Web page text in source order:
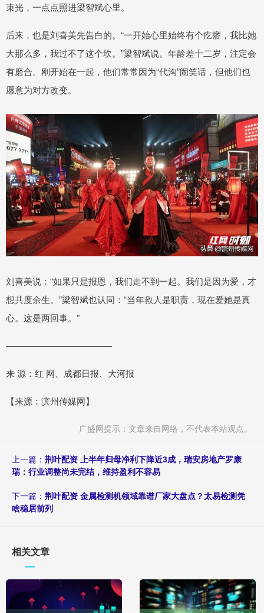
束光，一点点照进梁智斌心里。
后来，也是刘喜美先告白的。“一开始心里始终有个疙瘩，我比她
大那么多，我过不了这个坎。”梁智斌说。年龄差十二岁，注定会
有磨合。刚开始在一起，他们常常因为“代沟”闹笑话，但他们也
愿意为对方改变。
刘喜美说：“如果只是报恩，我们走不到一起。我们是因为爱，才
想共度余生。”梁智斌也认同：“当年救人是职责，现在爱她是真
心。这是两回事。”
————————————
来 源：红 网、成都日报、大河报
【来源：滨州传媒网】
广盛网提示：文章来自网络，不代表本站观点。
上一篇： 荆叶配资 上半年归母净利下降近3成，瑞安房地产罗康
瑞：行业调整尚未完结，维持盈利不容易
下一篇： 荆叶配资 金属检测机领域靠谱厂家大盘点？太易检测凭
啥稳居前列
相关文章